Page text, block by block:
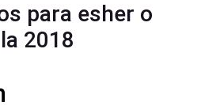
para esher o
2018